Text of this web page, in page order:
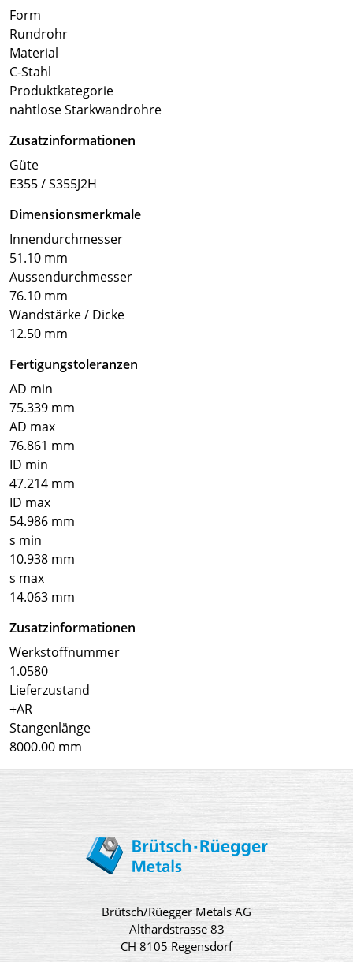
Form
Rundrohr
Material
C-Stahl
Produktkategorie
nahtlose Starkwandrohre
Zusatzinformationen
Güte
E355 / S355J2H
Dimensionsmerkmale
Innendurchmesser
51.10 mm
Aussendurchmesser
76.10 mm
Wandstärke / Dicke
12.50 mm
Fertigungstoleranzen
AD min
75.339 mm
AD max
76.861 mm
ID min
47.214 mm
ID max
54.986 mm
s min
10.938 mm
s max
14.063 mm
Zusatzinformationen
Werkstoffnummer
1.0580
Lieferzustand
+AR
Stangenlänge
8000.00 mm
Brütsch/Rüegger Metals AG
Althardstrasse 83
CH 8105 Regensdorf